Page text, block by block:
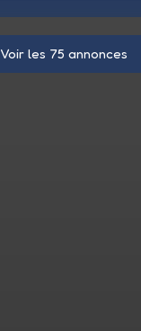
Voir les 75 annonces